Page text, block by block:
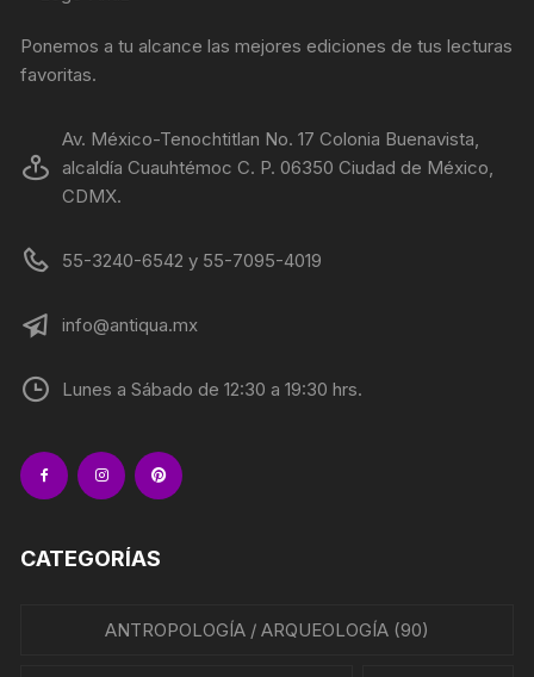
Ponemos a tu alcance las mejores ediciones de tus lecturas
favoritas.
Av. México-Tenochtitlan No. 17 Colonia Buenavista,
alcaldía Cuauhtémoc C. P. 06350 Ciudad de México,
CDMX.
55-3240-6542 y 55-7095-4019
info@antiqua.mx
Lunes a Sábado de 12:30 a 19:30 hrs.
CATEGORÍAS
ANTROPOLOGÍA / ARQUEOLOGÍA(90)